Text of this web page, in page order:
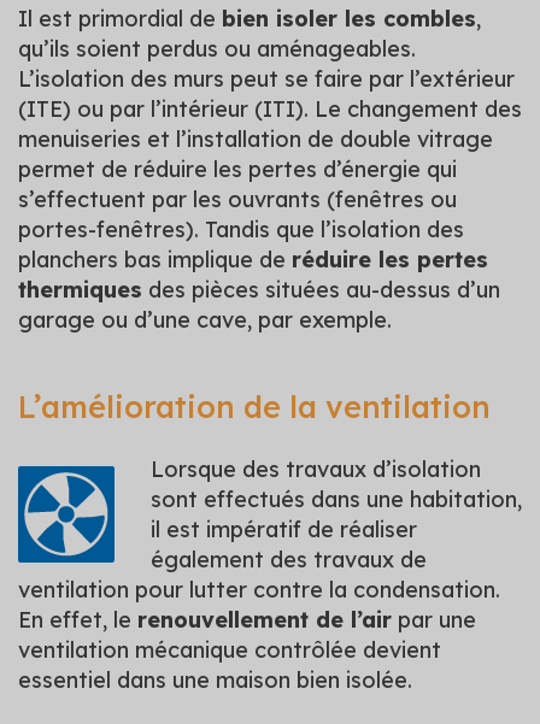
Il est primordial de bien isoler les combles,
qu’ils soient perdus ou aménageables.
L’isolation des murs peut se faire par l’extérieur
(ITE) ou par l’intérieur (ITI). Le changement des
menuiseries et l’installation de double vitrage
permet de réduire les pertes d’énergie qui
s’effectuent par les ouvrants (fenêtres ou
portes-fenêtres). Tandis que l’isolation des
planchers bas implique de réduire les pertes
thermiques des pièces situées au-dessus d’un
garage ou d’une cave, par exemple.
L’amélioration de la ventilation
Lorsque des travaux d’isolation
sont effectués dans une habitation,
il est impératif de réaliser
également des travaux de
ventilation pour lutter contre la condensation.
En effet, le renouvellement de l’air par une
ventilation mécanique contrôlée devient
essentiel dans une maison bien isolée.